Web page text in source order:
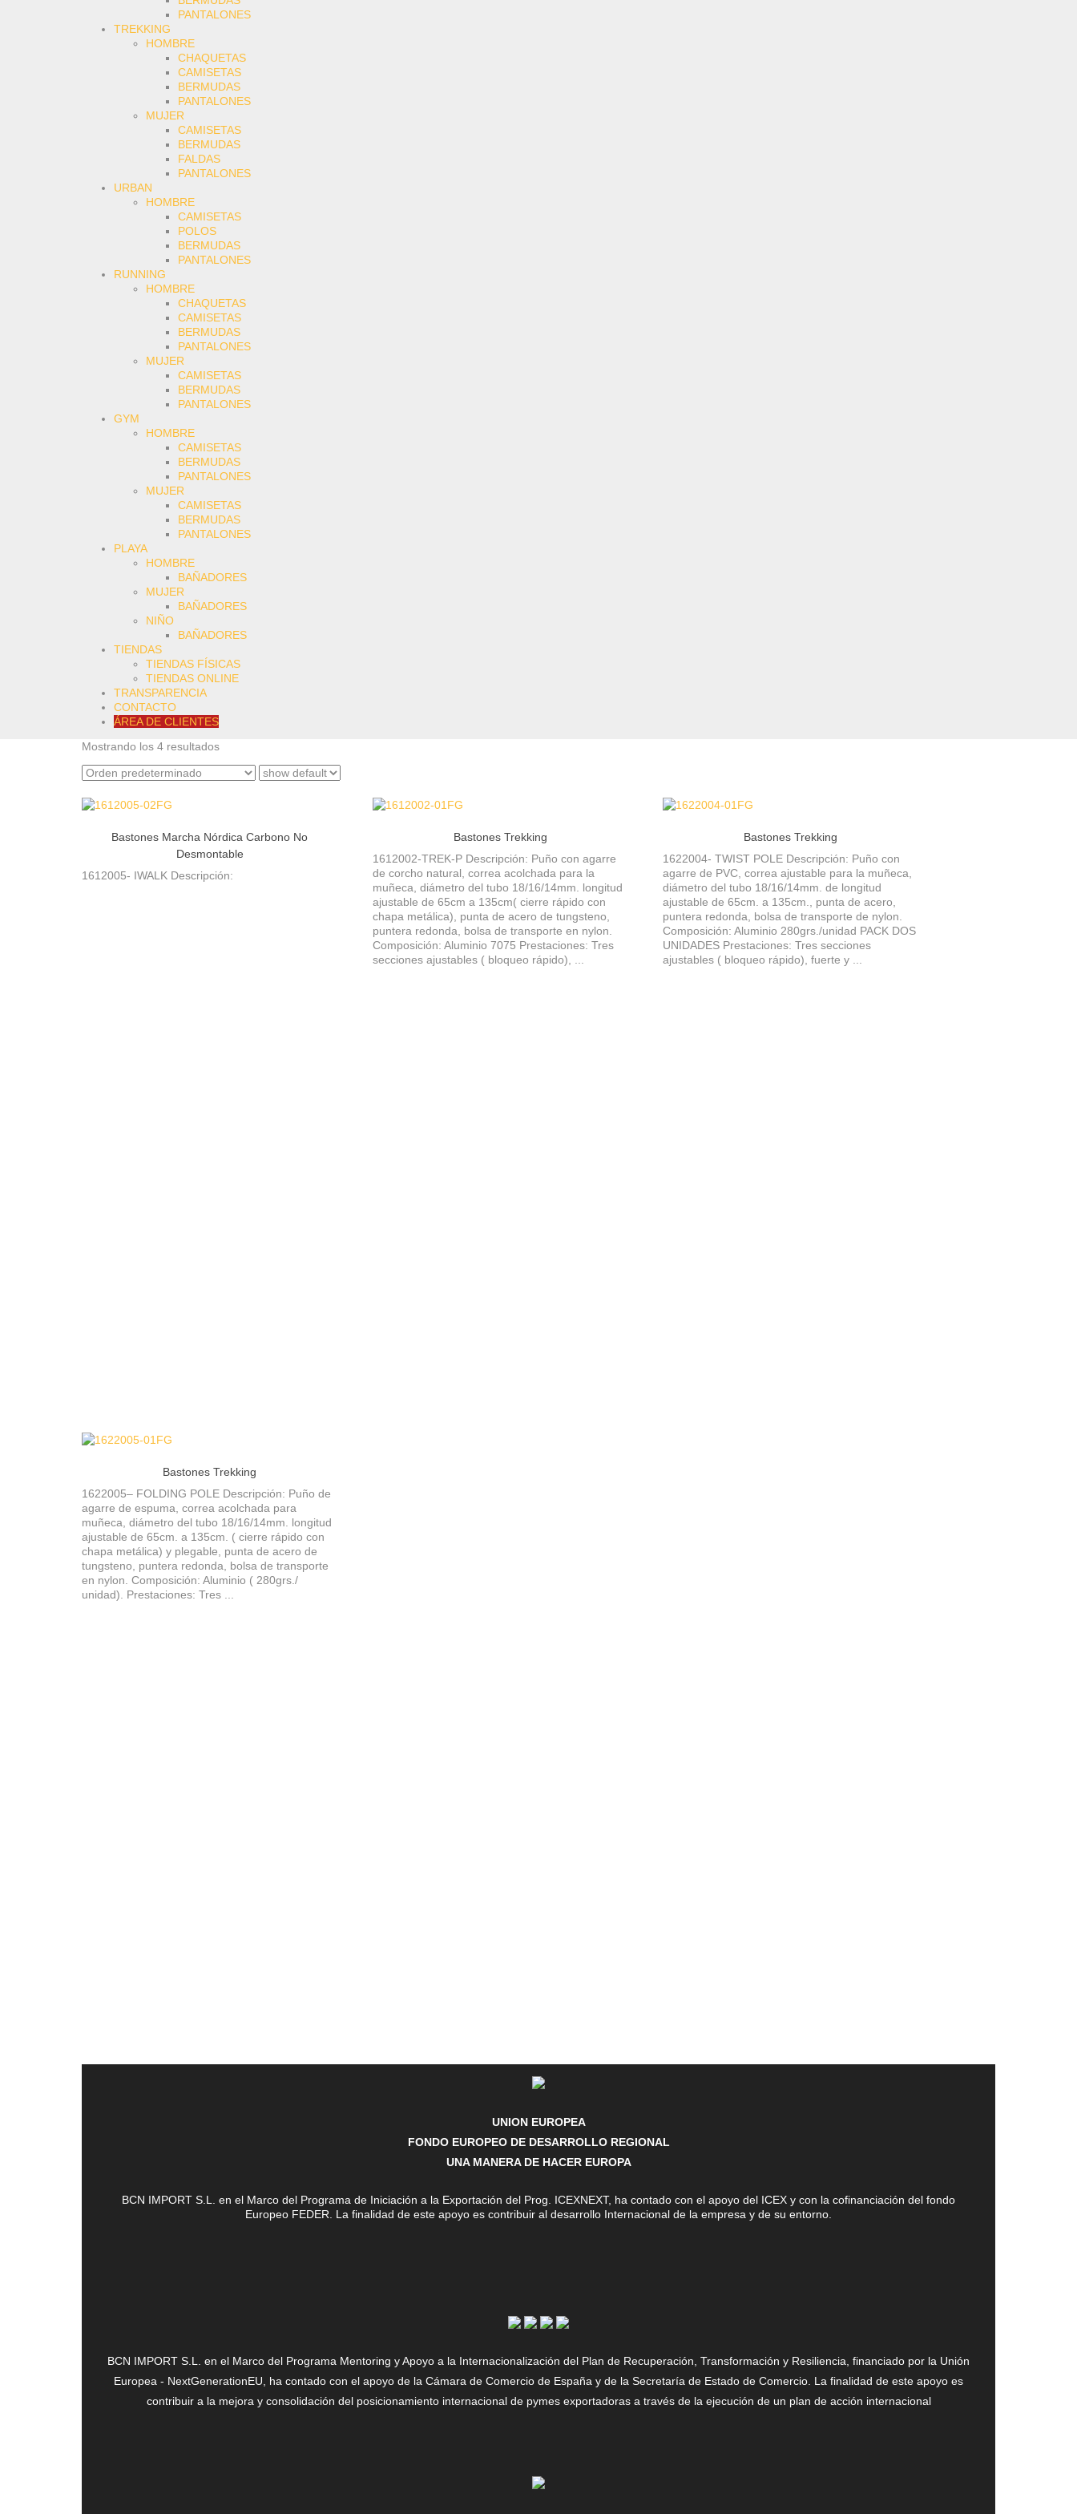
PANTALONES
TREKKING
HOMBRE
CHAQUETAS
CAMISETAS
BERMUDAS
PANTALONES
MUJER
CAMISETAS
BERMUDAS
FALDAS
PANTALONES
URBAN
HOMBRE
CAMISETAS
POLOS
BERMUDAS
PANTALONES
RUNNING
HOMBRE
CHAQUETAS
CAMISETAS
BERMUDAS
PANTALONES
MUJER
CAMISETAS
BERMUDAS
PANTALONES
GYM
HOMBRE
CAMISETAS
BERMUDAS
PANTALONES
MUJER
CAMISETAS
BERMUDAS
PANTALONES
PLAYA
HOMBRE
BAÑADORES
MUJER
BAÑADORES
NIÑO
BAÑADORES
TIENDAS
TIENDAS FÍSICAS
TIENDAS ONLINE
TRANSPARENCIA
CONTACTO
ÁREA DE CLIENTES
Mostrando los 4 resultados
Bastones Marcha Nórdica Carbono No
Desmontable
1612005- IWALK Descripción:
Bastones Trekking
1612002-TREK-P Descripción: Puño con agarre
de corcho natural, correa acolchada para la
muñeca, diámetro del tubo 18/16/14mm. longitud
ajustable de 65cm a 135cm( cierre rápido con
chapa metálica), punta de acero de tungsteno,
puntera redonda, bolsa de transporte en nylon.
Composición: Aluminio 7075 Prestaciones: Tres
secciones ajustables ( bloqueo rápido), ...
Bastones Trekking
1622004- TWIST POLE Descripción: Puño con
agarre de PVC, correa ajustable para la muñeca,
diámetro del tubo 18/16/14mm. de longitud
ajustable de 65cm. a 135cm., punta de acero,
puntera redonda, bolsa de transporte de nylon.
Composición: Aluminio 280grs./unidad PACK DOS
UNIDADES Prestaciones: Tres secciones
ajustables ( bloqueo rápido), fuerte y ...
Bastones Trekking
1622005– FOLDING POLE Descripción: Puño de
agarre de espuma, correa acolchada para
muñeca, diámetro del tubo 18/16/14mm. longitud
ajustable de 65cm. a 135cm. ( cierre rápido con
chapa metálica) y plegable, punta de acero de
tungsteno, puntera redonda, bolsa de transporte
en nylon. Composición: Aluminio ( 280grs./
unidad). Prestaciones: Tres ...
UNION EUROPEA
FONDO EUROPEO DE DESARROLLO REGIONAL
UNA MANERA DE HACER EUROPA
BCN IMPORT S.L. en el Marco del Programa de Iniciación a la Exportación del Prog. ICEXNEXT, ha contado con el apoyo del ICEX y con la cofinanciación del fondo
Europeo FEDER. La finalidad de este apoyo es contribuir al desarrollo Internacional de la empresa y de su entorno.
BCN IMPORT S.L. en el Marco del Programa Mentoring y Apoyo a la Internacionalización del Plan de Recuperación, Transformación y Resiliencia, financiado por la Unión
Europea - NextGenerationEU, ha contado con el apoyo de la Cámara de Comercio de España y de la Secretaría de Estado de Comercio. La finalidad de este apoyo es
contribuir a la mejora y consolidación del posicionamiento internacional de pymes exportadoras a través de la ejecución de un plan de acción internacional